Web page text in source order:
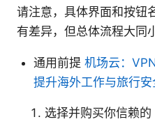
请注意，具体界面和按钮
有差异，但总体流程大同
通用前提 机场云：
提升海外工作与旅行安
选择并购买你信赖